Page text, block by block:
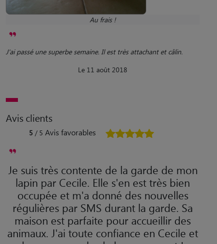
Au frais !
J'ai passé une superbe semaine. Il est très attachant et câlin.
Le 11 août 2018
Avis clients
5 / 5 Avis favorables
Je suis très contente de la garde de mon
lapin par Cecile. Elle s'en est très bien
occupée et m'a donné des nouvelles
régulières par SMS durant la garde. Sa
maison est parfaite pour accueillir des
animaux. J'ai toute confiance en Cecile et